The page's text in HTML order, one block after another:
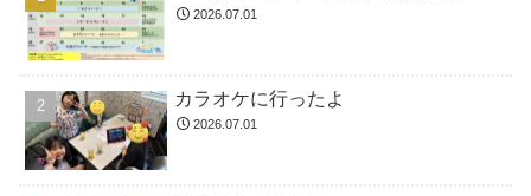
2026.07.01
カラオケに行ったよ
2026.07.01